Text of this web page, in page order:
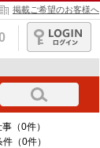
掲載ご希望のお客様へ
ログイン
（0件）
件（0件）